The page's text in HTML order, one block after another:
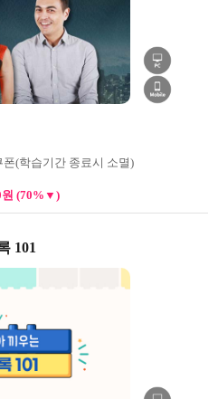
폰(학습기간 종료시 소멸)
원 (70%▼)
101